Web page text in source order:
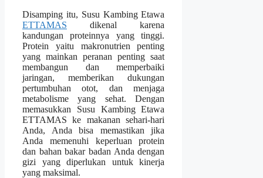
Disamping itu, Susu Kambing Etawa
ETTAMAS dikenal karena
kandungan proteinnya yang tinggi.
Protein yaitu makronutrien penting
yang mainkan peranan penting saat
membangun dan memperbaiki
jaringan, memberikan dukungan
pertumbuhan otot, dan menjaga
metabolisme yang sehat. Dengan
memasukkan Susu Kambing Etawa
ETTAMAS ke makanan sehari-hari
Anda, Anda bisa memastikan jika
Anda memenuhi keperluan protein
dan bahan bakar badan Anda dengan
gizi yang diperlukan untuk kinerja
yang maksimal.